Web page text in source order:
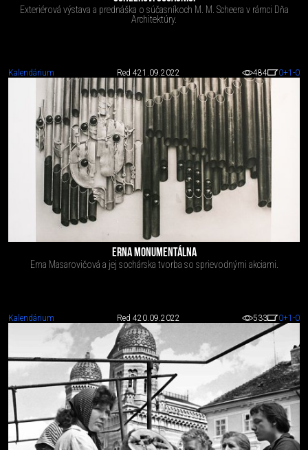
Exteriérová výstava a prednáška o súčasníkoch M. M. Scheera v rámci Dňa
Architektúry.
Kalendárium Red 421.09.2022 484 0+1 -0
ERNA MONUMENTÁLNA
Erna Masarovičová a jej sochárska tvorba so sprievodnými akciami.
Kalendárium Red 420.09.2022 533 0+1 -0